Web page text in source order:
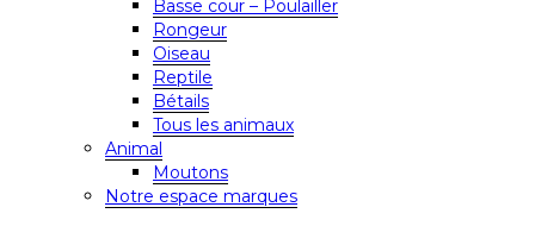
Basse cour – Poulailler
Rongeur
Oiseau
Reptile
Bétails
Tous les animaux
Animal
Moutons
Notre espace marques